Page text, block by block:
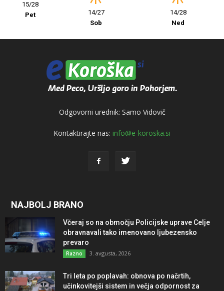
15/28
Pet
14/27
Sob
14/28
Ned
Odgovorni urednik: Samo Vidovič
Kontaktirajte nas: info@e-koroska.si
NAJBOLJ BRANO
Včeraj so na območju Policijske uprave Celje
obravnavali tako imenovano ljubezensko
prevaro
Razno 3. avgusta, 2026
Tri leta po poplavah: obnova po načrtih,
učinkovitejši sistem in večja odpornost za